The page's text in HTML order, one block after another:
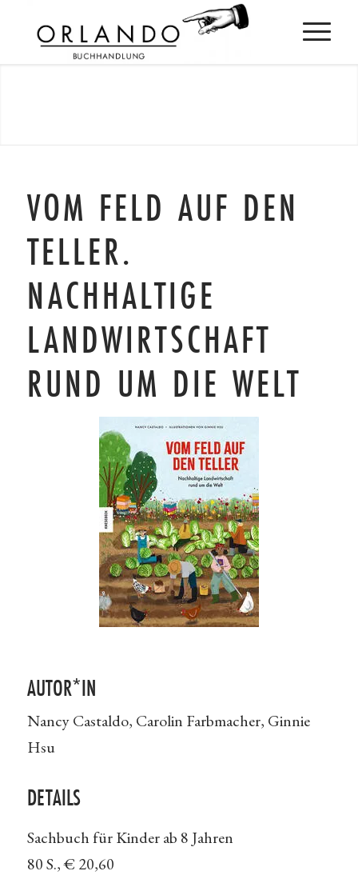
VOM FELD AUF DEN
TELLER.
NACHHALTIGE
LANDWIRTSCHAFT
RUND UM DIE WELT
AUTOR*IN
Nancy Castaldo, Carolin Farbmacher, Ginnie
Hsu
DETAILS
Sachbuch für Kinder ab 8 Jahren
80 S., € 20,60